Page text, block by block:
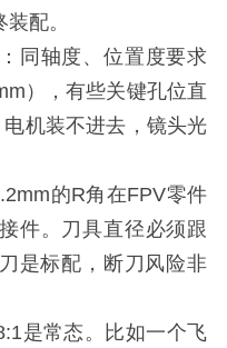
配。
：同轴度、位置度要求
），有些关键孔位直
机装不进去，镜头光
的R角在FPV零件
件。刀具直径必须跟
是标配，断刀风险非
是常态。比如一个飞